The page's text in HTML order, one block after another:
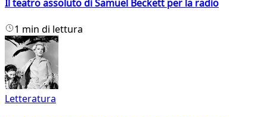
Il teatro assoluto di Samuel Beckett per la radio
1 min di lettura
Letteratura